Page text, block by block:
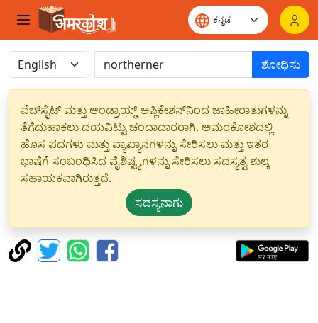
ಶೋಧಿಸು
ವೆಬ್‌ಸೈಟ್ ಮತ್ತು ಆಂಡ್ರಾಯ್ಡ್ ಅಪ್ಲಿಕೇಶನ್‌ನಿಂದ ಜಾಹೀರಾತುಗಳನ್ನು
ತೆಗೆದುಹಾಕಲು ದಯವಿಟ್ಟು ಚಂದಾದಾರರಾಗಿ. ಅಮರಕೋಶದಲ್ಲಿ
ಹೊಸ ಪದಗಳು ಮತ್ತು ವ್ಯಾಖ್ಯಾನಗಳನ್ನು ಸೇರಿಸಲು ಮತ್ತು ಇತರ
ಭಾಷೆಗೆ ಸಂಬಂಧಿಸಿದ ವೈಶಿಷ್ಟ್ಯಗಳನ್ನು ಸೇರಿಸಲು ಸದಸ್ಯತ್ವ ಶುಲ್ಕ
ಸಹಾಯಕವಾಗಿರುತ್ತದೆ.
ಸದಸ್ಯನಾಗು